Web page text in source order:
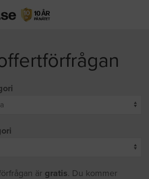
är gratis. Du kommer